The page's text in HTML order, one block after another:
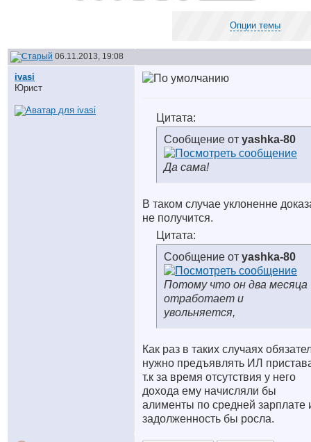
Опции темы
06.11.2013, 19:08
ivasi
Юрист
Цитата:
Сообщение от yashka-80
Да сама!
В таком случае уклоненне
не получится.
Цитата:
Сообщение от yashka-80
Потому что он два месяца
отработает и
увольняется,
Как раз в таких случаях
нужно предъявлять ИЛ
т.к за время отсутствия у него
дохода ему начисляли бы
алименты по средней зарплате
задолженность бы росла.